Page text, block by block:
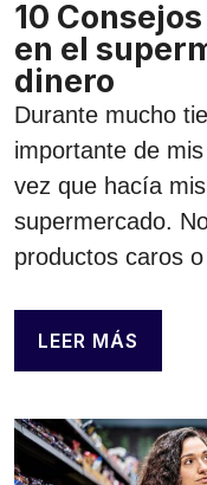
10
en el
dinero
Durante mucho
importante de
vez que hacía
supermercado.
productos caros
LEER MÁS